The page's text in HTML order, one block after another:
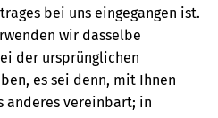
bei uns eingegangen ist.
wir dasselbe
der ursprünglichen
es sei denn, mit Ihnen
anderes vereinbart; in